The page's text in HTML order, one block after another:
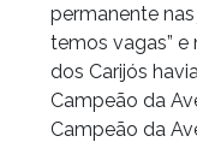
permanente
temos vagas”
dos Carijós
Campeão da
Campeão da